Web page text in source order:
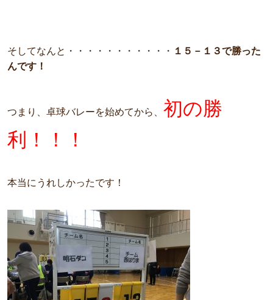
そしてなんと・・・・・・・・・・・ １５－１３で勝った
んです！
つまり、卓球バレーを始めてから、 初の勝
利！！！
本当にうれしかったです！